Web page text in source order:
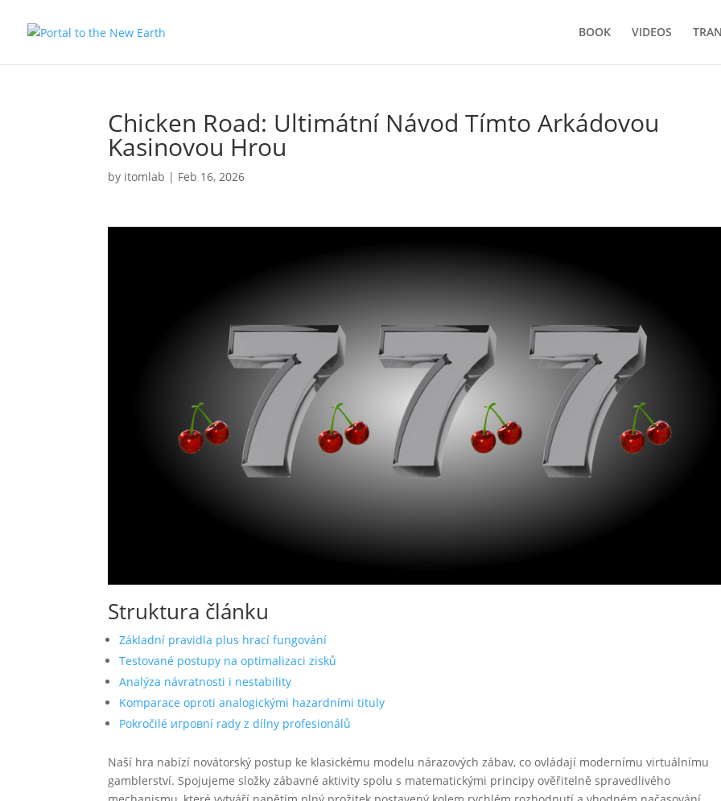
BOOK VIDEOS
Chicken Road: Ultimátní Návod Tímto Arkádovou
Kasinovou Hrou
by itomlab | Feb 16, 2026
Struktura článku
Základní pravidla plus hrací fungování
Testované postupy na optimalizaci zisků
Analýza návratnosti i nestability
Komparace oproti analogickými hazardními tituly
Pokročilé игровní rady z dílny profesionálů
Naší hra nabízí novátorský postup ke klasickému modelu nárazových zábav, co ovládají modernímu virtuálnímu
gamblerství. Spojujeme složky zábavné aktivity spolu s matematickými principy ověřitelně spravedlivého